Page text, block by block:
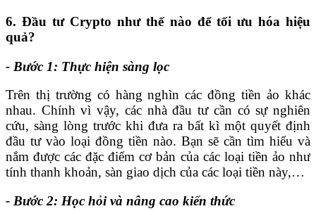
6. Đầu tư Crypto như thế nào để tối ưu hóa hiệu
quả?
- Bước 1: Thực hiện sàng lọc
Trên thị trường có hàng nghìn các đồng tiền ảo khác
nhau. Chính vì vậy, các nhà đầu tư cần có sự nghiên
cứu, sàng lòng trước khi đưa ra bất kì một quyết định
đầu tư vào loại đồng tiền nào. Bạn sẽ cần tìm hiểu và
nắm được các đặc điểm cơ bản của các loại tiền ảo như
tính thanh khoản, sàn giao dịch của các loại tiền này,…
- Bước 2: Học hỏi và nâng cao kiến thức